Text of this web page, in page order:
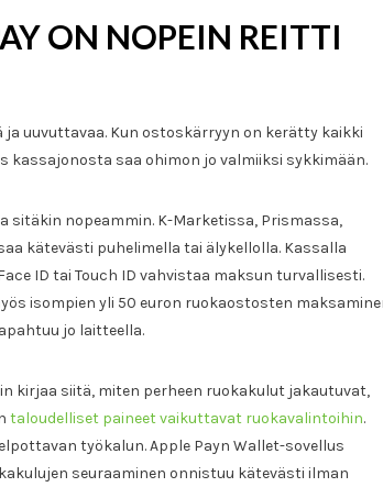
ON NOPEIN REITTI
uuvuttavaa. Kun ostoskärryyn on kerätty kaikki
saa ohimon jo valmiiksi sykkimään.
nopeammin. K-Marketissa, Prismassa,
kätevästi puhelimella tai älykellolla. Kassalla
ID tai Touch ID vahvistaa maksun turvallisesti.
isompien yli 50 euron ruokaostosten
jo laitteella.
kirjaa siitä, miten perheen ruokakulut jakautuvat,
taloudelliset paineet vaikuttavat ruokavalintoihin.
työkalun. Apple Payn Wallet-sovellus
seuraaminen onnistuu kätevästi ilman